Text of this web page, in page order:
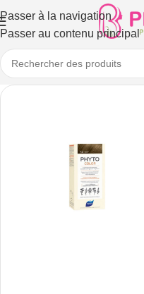
Passer à la navigation
Passer au contenu principal